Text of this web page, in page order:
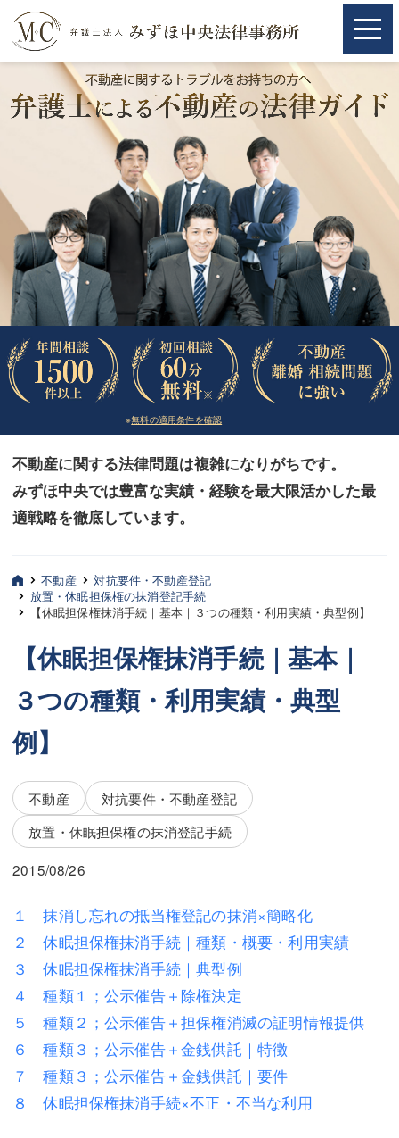
取扱分野
相続・遺言
離婚（夫婦間トラブル）
企業法務
労働問題（解雇，残業等）
刑事弁護
交通事故
法律相談など（その他）
お客様へ
みずほ中央の特長・形式編
弁護士紹介
三平 聡史
酒井 博之
坂本 陽一
三平 隆史
吉元 優仁
弁護士費用
不動産
相続・遺言
離婚（夫婦間トラブル）
企業法務
労働問題（解雇，残業等）
※無料の適用条件を確認
不動産に関する法律問題は複雑になりがちです。
みずほ中央では豊富な実績・経験を最大限活かした最
適戦略を徹底しています。
取扱分野
相続・遺言
離婚（夫婦間トラブル）
企業法務
労働問題（解雇，残業等）
刑事弁護
交通事故
法律相談など（その他）
お客様へ
みずほ中央の特長・形式編
弁護士紹介
三平 聡史
酒井 博之
坂本 陽一
三平 隆史
吉元 優仁
不動産
相続・遺言
離婚（夫婦間トラブル）
企業法務
労働問題（解雇，残業等）
刑事弁護
不動産
対抗要件・不動産登記
放置・休眠担保権の抹消登記手続
【休眠担保権抹消手続｜基本｜３つの種類・利用実績・典型例】
【休眠担保権抹消手続｜基本｜
３つの種類・利用実績・典型
例】
不動産
対抗要件・不動産登記
放置・休眠担保権の抹消登記手続
2015/08/26
１ 抹消し忘れの抵当権登記の抹消×簡略化
２ 休眠担保権抹消手続｜種類・概要・利用実績
３ 休眠担保権抹消手続｜典型例
４ 種類１；公示催告＋除権決定
５ 種類２；公示催告＋担保権消滅の証明情報提供
６ 種類３；公示催告＋金銭供託｜特徴
７ 種類３；公示催告＋金銭供託｜要件
８ 休眠担保権抹消手続×不正・不当な利用